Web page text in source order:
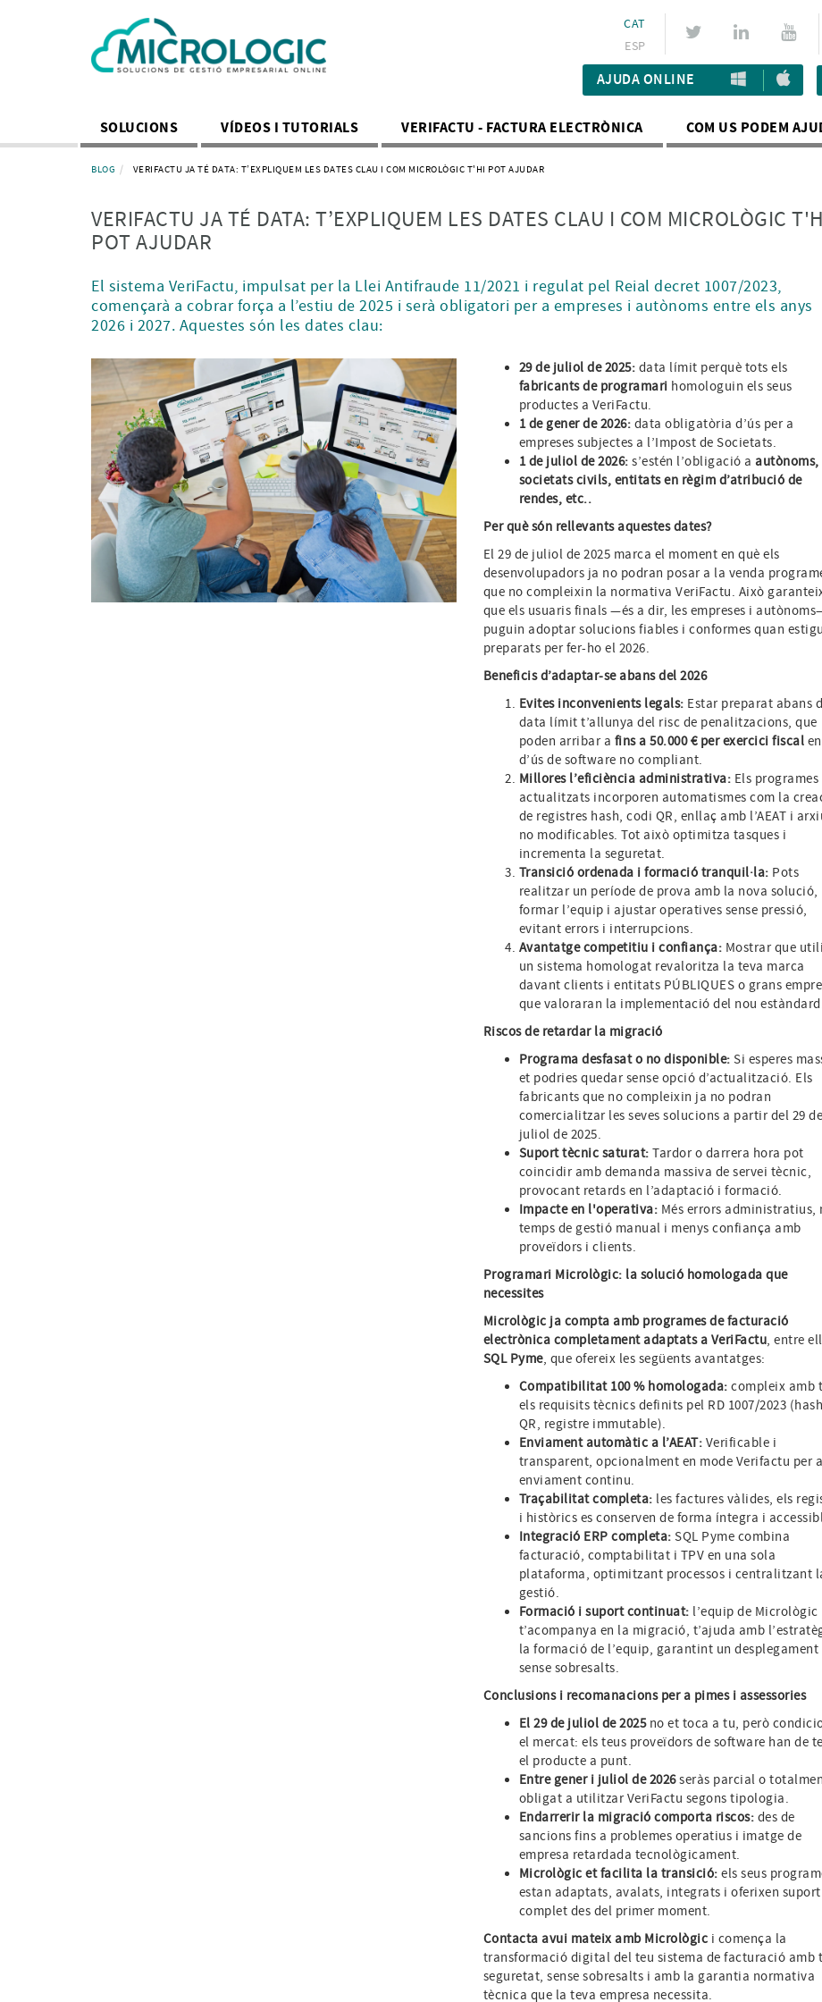
CAT
ESP
AJUDA ONLINE
SOLUCIONS VÍDEOS I TUTORIALS VERIFACTU - FACTURA ELECTRÒNICA COM US PODEM
BLOG VERIFACTU JA TÉ DATA: T’EXPLIQUEM LES DATES CLAU I COM MICROLÒGIC T'HI POT AJUDAR
VERIFACTU JA TÉ DATA: T’EXPLIQUEM LES DATES CLAU I COM MICROLÒGIC
POT AJUDAR
El sistema VeriFactu, impulsat per la Llei Antifraude 11/2021 i regulat pel Reial decret 1007/2023,
començarà a cobrar força a l’estiu de 2025 i serà obligatori per a empreses i autònoms entre els anys
2026 i 2027. Aquestes són les dates clau:
29 de juliol de 2025: data límit perquè tots els
fabricants de programari homologuin els seus
productes a VeriFactu.
1 de gener de 2026: data obligatòria d’ús per a
empreses subjectes a l’Impost de Societats.
1 de juliol de 2026: s’estén l’obligació a autònoms,
societats civils, entitats en règim d’atribució de
rendes, etc..
Per què són rellevants aquestes dates?
El 29 de juliol de 2025 marca el moment en què els
desenvolupadors ja no podran posar a la venda
que no compleixin la normativa VeriFactu. Això
que els usuaris finals —és a dir, les empreses i
puguin adoptar solucions fiables i conformes quan
preparats per fer-ho el 2026.
Beneficis d’adaptar-se abans del 2026
Evites inconvenients legals: Estar preparat abans
data límit t’allunya del risc de penalitzacions, que
poden arribar a fins a 50.000 € per exercici fiscal
d’ús de software no compliant.
Millores l’eficiència administrativa: Els programes
actualitzats incorporen automatismes com la
de registres hash, codi QR, enllaç amb l’AEAT i
no modificables. Tot això optimitza tasques i
incrementa la seguretat.
Transició ordenada i formació tranquil·la: Pots
realitzar un període de prova amb la nova solució,
formar l’equip i ajustar operatives sense pressió,
evitant errors i interrupcions.
Avantatge competitiu i confiança: Mostrar que
un sistema homologat revaloritza la teva marca
davant clients i entitats PÚBLIQUES o grans
que valoraran la implementació del nou
Riscos de retardar la migració
Programa desfasat o no disponible: Si esperes
et podries quedar sense opció d’actualització. Els
fabricants que no compleixin ja no podran
comercialitzar les seves solucions a partir del 29 de
juliol de 2025.
Suport tècnic saturat: Tardor o darrera hora pot
coincidir amb demanda massiva de servei tècnic,
provocant retards en l’adaptació i formació.
Impacte en l'operativa: Més errors administratius,
temps de gestió manual i menys confiança amb
proveïdors i clients.
Programari Micrològic: la solució homologada que
necessites
Micrològic ja compta amb programes de facturació
electrònica completament adaptats a VeriFactu, entre
SQL Pyme, que ofereix les següents avantatges:
Compatibilitat 100 % homologada: compleix amb
els requisits tècnics definits pel RD 1007/2023
QR, registre immutable).
Enviament automàtic a l’AEAT: Verificable i
transparent, opcionalment en mode Verifactu per a
enviament continu.
Traçabilitat completa: les factures vàlides, els
i històrics es conserven de forma íntegra i
Integració ERP completa: SQL Pyme combina
facturació, comptabilitat i TPV en una sola
plataforma, optimitzant processos i centralitzant
gestió.
Formació i suport continuat: l’equip de Micrològic
t’acompanya en la migració, t’ajuda amb
la formació de l’equip, garantint un desplegament
sense sobresalts.
Conclusions i recomanacions per a pimes i assessories
El 29 de juliol de 2025no et toca a tu, però
el mercat: els teus proveïdors de software han de
el producte a punt.
Entre gener i juliol de 2026seràs parcial o
obligat a utilitzar VeriFactu segons tipologia.
Endarrerir la migració comporta riscos: des de
sancions fins a problemes operatius i imatge de
empresa retardada tecnològicament.
Micrològic et facilita la transició: els seus
estan adaptats, avalats, integrats i oferixen suport
complet des del primer moment.
Contacta avui mateix amb Micrològic i comença la
transformació digital del teu sistema de facturació amb
seguretat, sense sobresalts i amb la garantia normativa
tècnica que la teva empresa necessita.